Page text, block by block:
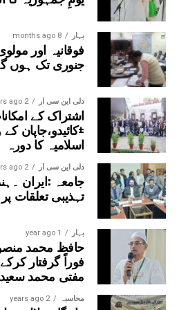
احمد قاسمی نے اپنے خطاب میں طلباء
فرمایا کہ عربی زبان قرآن وحدیث
دور میں اس پر مہارت حاصل کرنا
ضروری ہے۔انہوں نے جامعہ کی
مسرت کا اظہار کیا۔تقریب کا
حضرت مفتی عمران احمد قاسمی
خصوصی دعا پر ہوا، جس میں ملک و
امان اور جامعہ کی مزید تعلیمی و
بہار 8 months ago
جنوری تک ہوں
دلی این سی آر 2 years ago
اشتراک کے
±کائیدو،جاپان
اسلامیہ کا دورہ
دلی این سی آر 2 years ago
جامعہ :ایران
تہذیبی تعلقات
بہار 1 year ago
حافظ محمد
فوراً گرفتار
مفتی محمد
محاسبہ 2 years ago